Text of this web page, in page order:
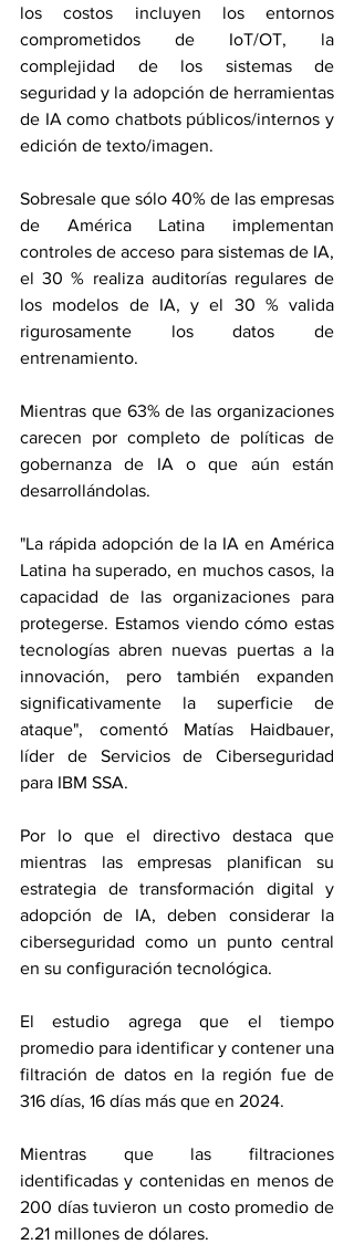
los costos incluyen los entornos
comprometidos de IoT/OT, la
complejidad de los sistemas de
seguridad y la adopción de herramientas
de IA como chatbots públicos/internos y
edición de texto/imagen.
Sobresale que sólo 40% de las empresas
de América Latina implementan
controles de acceso para sistemas de IA,
el 30 % realiza auditorías regulares de
los modelos de IA, y el 30 % valida
rigurosamente los datos de
entrenamiento.
Mientras que 63% de las organizaciones
carecen por completo de políticas de
gobernanza de IA o que aún están
desarrollándolas.
"La rápida adopción de la IA en América
Latina ha superado, en muchos casos, la
capacidad de las organizaciones para
protegerse. Estamos viendo cómo estas
tecnologías abren nuevas puertas a la
innovación, pero también expanden
significativamente la superficie de
ataque", comentó Matías Haidbauer,
líder de Servicios de Ciberseguridad
para IBM SSA.
Por lo que el directivo destaca que
mientras las empresas planifican su
estrategia de transformación digital y
adopción de IA, deben considerar la
ciberseguridad como un punto central
en su configuración tecnológica.
El estudio agrega que el tiempo
promedio para identificar y contener una
filtración de datos en la región fue de
316 días, 16 días más que en 2024.
Mientras que las filtraciones
identificadas y contenidas en menos de
200 días tuvieron un costo promedio de
2.21 millones de dólares.